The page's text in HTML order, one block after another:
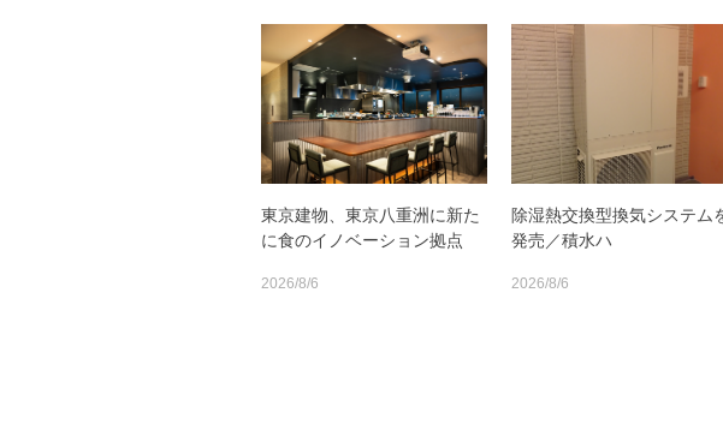
東京建物、東京八重洲に新た
に食のイノベーション拠点
2026/8/6
除湿熱交換型換気システム
発売／積水ハ
2026/8/6